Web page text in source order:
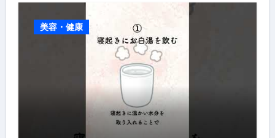
美容・健康